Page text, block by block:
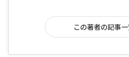
この著者の記事